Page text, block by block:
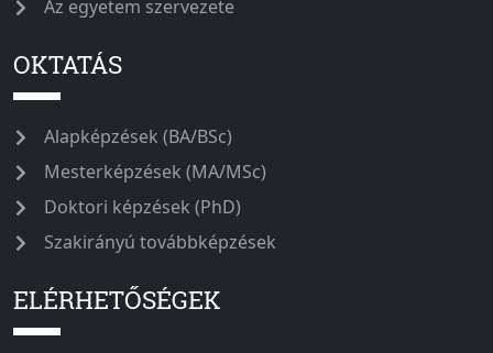
Az egyetem szervezete
OKTATÁS
Alapképzések (BA/BSc)
Mesterképzések (MA/MSc)
Doktori képzések (PhD)
Szakirányú továbbképzések
ELÉRHETŐSÉGEK